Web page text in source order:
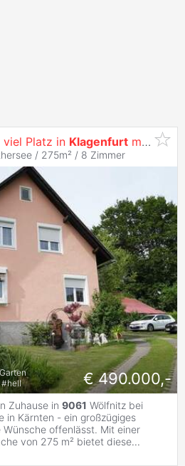
viel Platz in Klagenfurt mit Garten, Garage & Terrasse.
/ 275m² / 8 Zimmer
Garten
#hell € 490.000,-
Zuhause in 9061 Wölfnitz bei
in Kärnten - ein großzügiges
Wünsche offenlässt. Mit einer
von 275 m² bietet diese...